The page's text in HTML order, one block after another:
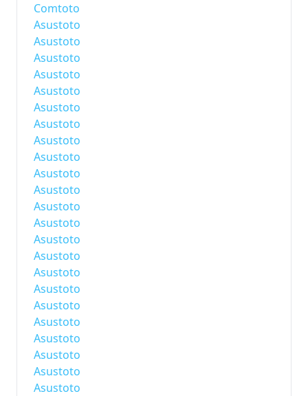
Comtoto
Asustoto
Asustoto
Asustoto
Asustoto
Asustoto
Asustoto
Asustoto
Asustoto
Asustoto
Asustoto
Asustoto
Asustoto
Asustoto
Asustoto
Asustoto
Asustoto
Asustoto
Asustoto
Asustoto
Asustoto
Asustoto
Asustoto
Asustoto